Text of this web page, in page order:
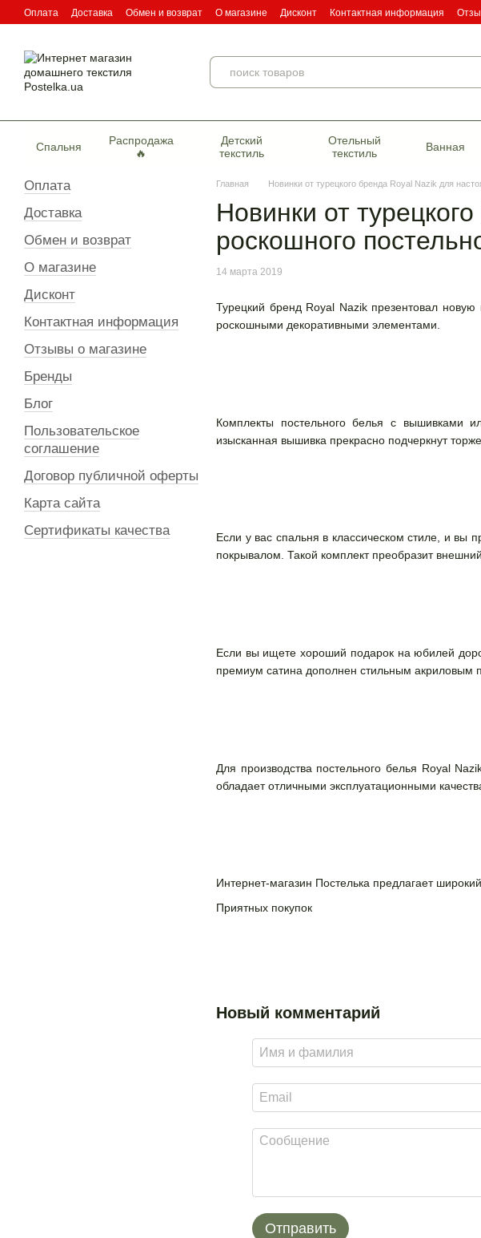
Перейти к основному контенту
Оплата Доставка Обмен и возврат О магазине Дисконт Контактная информация
Спальня
Распродажа
🔥
Детский
текстиль
Отельный
текстиль
Ванная
Главная Новинки от турецкого бренда Royal Nazik для
Новинки от
роскошного
14 марта 2019
Турецкий бренд Royal Nazik презентовал новую
роскошными декоративными элементами.
Комплекты постельного белья с вышивками
изысканная вышивка прекрасно подчеркнут
Если у вас спальня в классическом стиле, и вы
покрывалом. Такой комплект преобразит
Если вы ищете хороший подарок на юбилей
премиум сатина дополнен стильным акриловым
Для производства постельного белья Royal
обладает отличными эксплуатационными
Интернет-магазин Постелька предлагает
Приятных покупок
Новый комментарий
Отправить
Оплата
Доставка
Обмен и возврат
О магазине
Дисконт
Контактная информация
Отзывы о магазине
Бренды
Блог
Пользовательское
соглашение
Договор публичной оферты
Карта сайта
Сертификаты качества